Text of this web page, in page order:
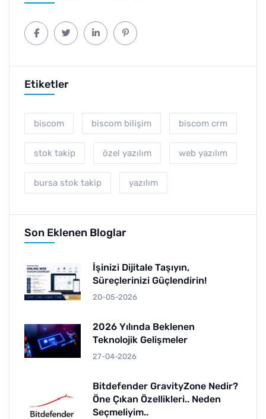
Etiketler
biscom biscom bilişim biscom crm
stok takip özel yazılım web yazılım
bursa stok takip yazılım
Son Eklenen Bloglar
İşinizi Dijitale Taşıyın,
Süreçlerinizi Güçlendirin!
20-05-2026
2026 Yılında Beklenen
Teknolojik Gelişmeler
27-04-2026
Bitdefender GravityZone Nedir?
Öne Çıkan Özellikleri.. Neden
Seçmeliyim..